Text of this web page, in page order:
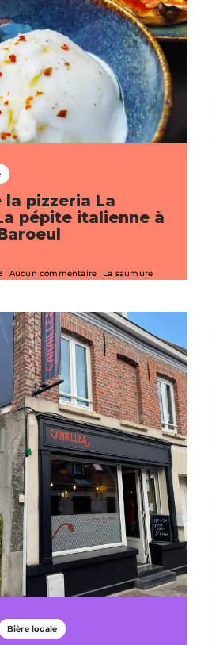
la pizzeria La
pépite italienne à
Aucun commentaire La saumure
Bière locale